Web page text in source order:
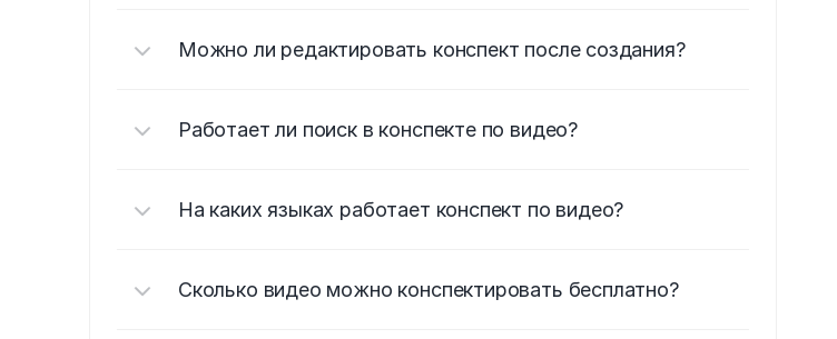
Можно ли редактировать конспект после создания?
Работает ли поиск в конспекте по видео?
На каких языках работает конспект по видео?
Сколько видео можно конспектировать бесплатно?